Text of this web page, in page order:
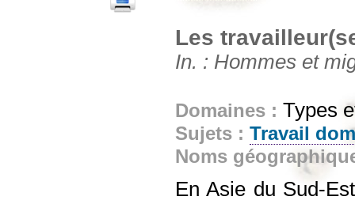
Les
In. : Hommes et
Domaines : Types
Sujets : Travail
Noms
En Asie du Sud-